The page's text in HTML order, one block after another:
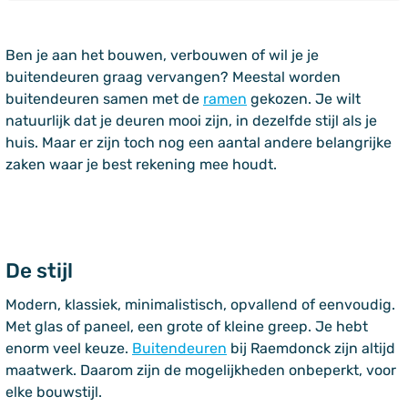
Ben je aan het bouwen, verbouwen of wil je je
buitendeuren graag vervangen? Meestal worden
buitendeuren samen met de ramen gekozen. Je wilt
natuurlijk dat je deuren mooi zijn, in dezelfde stijl als je
huis. Maar er zijn toch nog een aantal andere belangrijke
zaken waar je best rekening mee houdt.
De stijl
Modern, klassiek, minimalistisch, opvallend of eenvoudig.
Met glas of paneel, een grote of kleine greep. Je hebt
enorm veel keuze. Buitendeuren bij Raemdonck zijn altijd
maatwerk. Daarom zijn de mogelijkheden onbeperkt, voor
elke bouwstijl.